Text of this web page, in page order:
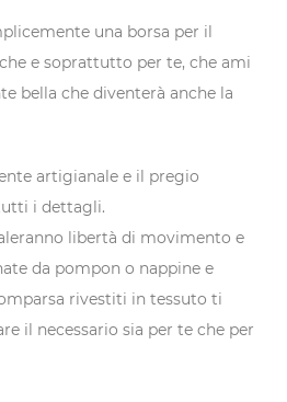
una borsa per il
e soprattutto per te, che ami
bella che diventerà anche la
artigianale e il pregio
i dettagli.
libertà di movimento e
da pompon o nappine e
rivestiti in tessuto ti
il necessario sia per te che per